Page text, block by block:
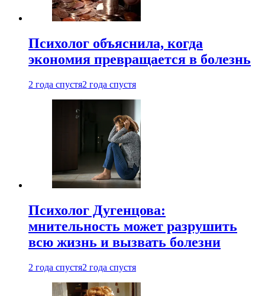
Психолог объяснила, когда
экономия превращается в болезнь
2 года спустя2 года спустя
Психолог Дугенцова:
мнительность может разрушить
всю жизнь и вызвать болезни
2 года спустя2 года спустя